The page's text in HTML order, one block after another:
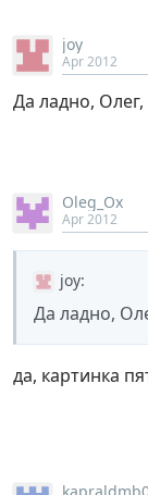
joy
Apr 2012
Да ладно,
Oleg_Ox
Apr 2012
joy:
Да ладно,
да, картинка